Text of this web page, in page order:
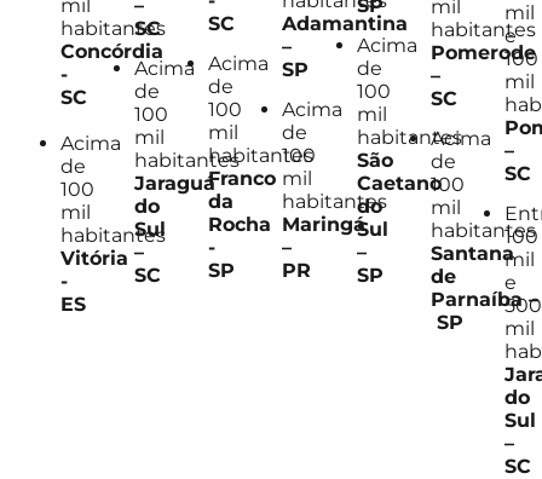
mil
habitantes
Concórdia
-
SC
Acima
de
100
mil
habitantes
Vitória
-
ES
–
SC
Acima
de
100
mil
habitantes
Jaraguá
do
Sul
–
SC
SC
Acima
de
100
mil
habitantes
Franco
da
Rocha
-
SP
Adamantina
–
SP
Acima
de
100
mil
habitantes
Maringá
–
PR
SP
Acima
de
100
mil
habitantes
São
Caetano
do
Sul
–
SP
mil
habitantes
Pomerode
–
SC
Acima
de
100
mil
habitantes
Santana
de
Parnaíba–
SP
mil
e
100
mil
–
SC
100
mil
e
500
mil
do
Sul
–
SC